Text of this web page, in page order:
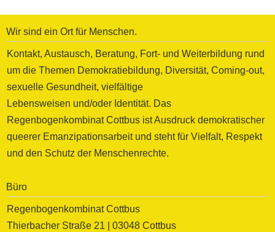
Wir sind ein Ort für Menschen.
Kontakt, Austausch, Beratung, Fort- und Weiterbildung rund
um die Themen Demokratiebildung, Diversität, Coming-out,
sexuelle Gesundheit, vielfältige
Lebensweisen und/oder Identität. Das
Regenbogenkombinat Cottbus ist Ausdruck demokratischer
queerer Emanzipationsarbeit und steht für Vielfalt, Respekt
und den Schutz der Menschenrechte.
Büro
Regenbogenkombinat Cottbus
Thierbacher Straße 21 | 03048 Cottbus